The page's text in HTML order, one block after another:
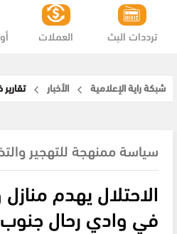
العملات ترددات البث
شبكة راية الإعلامية الأخبار
سياسة ممنهجة للتهجير
الاحتلال يهدم
في وادي رحال